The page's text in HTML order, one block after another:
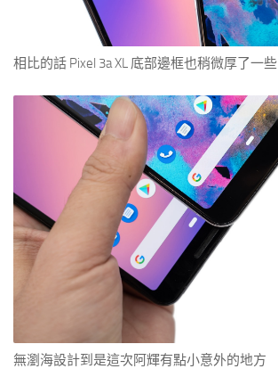
相比的話 Pixel 3a XL 底部邊框也稍微厚了一些
無瀏海設計到是這次阿輝有點小意外的地方